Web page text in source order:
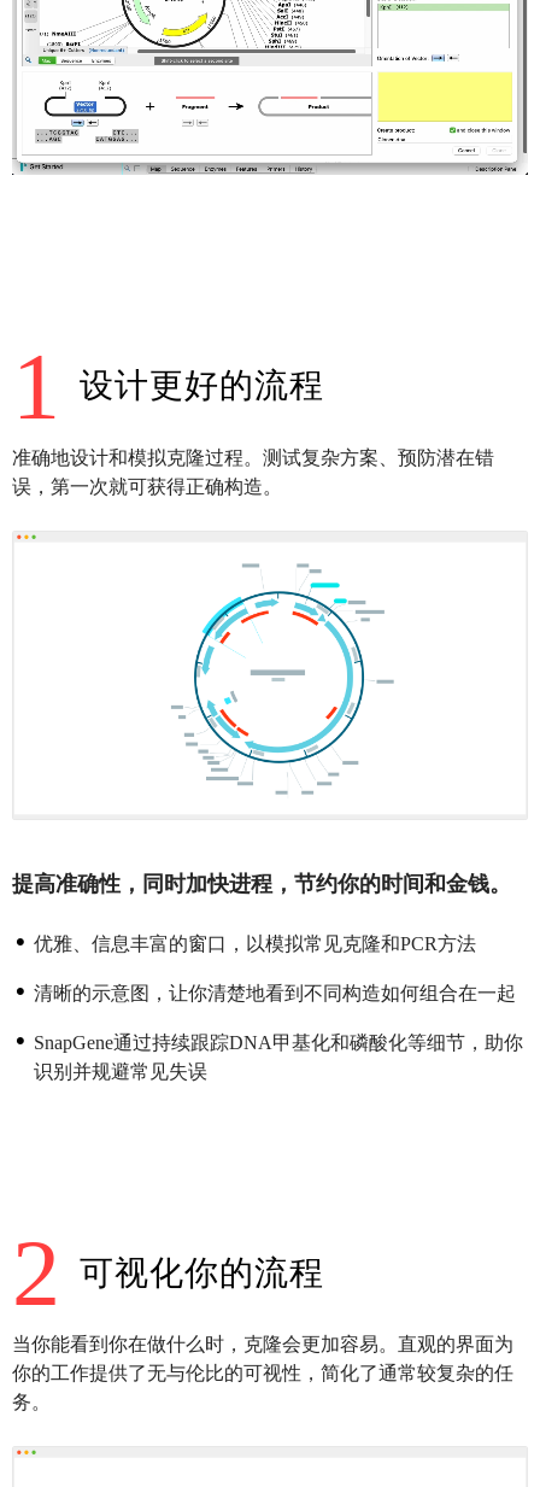
学术版试用
商业版试用
登录购买
1 设计更好的流程
准确地设计和模拟克隆过程。测试复杂方案、预防潜在错
误，第一次就可获得正确构造。
提高准确性，同时加快进程，节约你的时间和金钱。
优雅、信息丰富的窗口，以模拟常见克隆和PCR方法
清晰的示意图，让你清楚地看到不同构造如何组合在一起
SnapGene通过持续跟踪DNA甲基化和磷酸化等细节，助你
识别并规避常见失误
2 可视化你的流程
当你能看到你在做什么时，克隆会更加容易。直观的界面为
你的工作提供了无与伦比的可视性，简化了通常较复杂的任
务。